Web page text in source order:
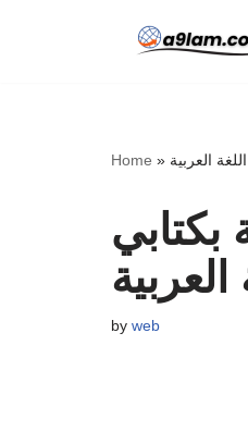
Home » العربية
by web